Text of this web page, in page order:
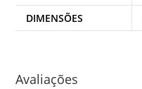
DIMENSÕES
Avaliações